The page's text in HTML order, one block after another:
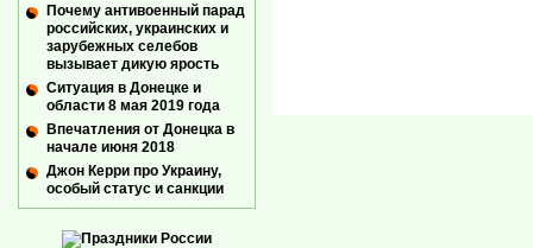
Почему антивоенный парад
российских, украинских и
зарубежных селебов
вызывает дикую ярость
Ситуация в Донецке и
области 8 мая 2019 года
Впечатления от Донецка в
начале июня 2018
Джон Керри про Украину,
особый статус и санкции